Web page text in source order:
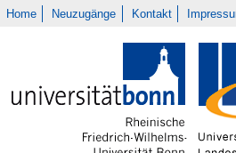
Home Neuzugänge Kontakt